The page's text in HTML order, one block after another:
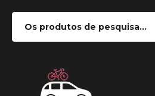
TRANSBIKE DE TETO